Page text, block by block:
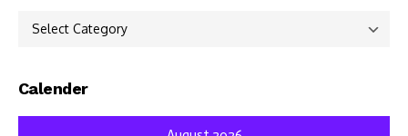
Categories
Calender